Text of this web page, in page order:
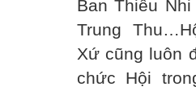
Ban Thiếu
Trung
Xứ cũng luôn
chức Hội